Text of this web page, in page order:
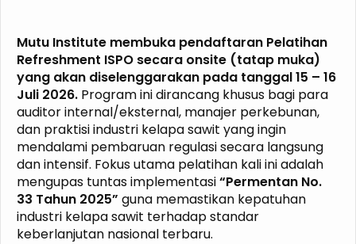
Mutu Institute membuka pendaftaran Pelatihan
Refreshment ISPO secara onsite (tatap muka)
yang akan diselenggarakan pada tanggal 15 – 16
Juli 2026. Program ini dirancang khusus bagi para
auditor internal/eksternal, manajer perkebunan,
dan praktisi industri kelapa sawit yang ingin
mendalami pembaruan regulasi secara langsung
dan intensif. Fokus utama pelatihan kali ini adalah
mengupas tuntas implementasi“Permentan No.
33 Tahun 2025” guna memastikan kepatuhan
industri kelapa sawit terhadap standar
keberlanjutan nasional terbaru.